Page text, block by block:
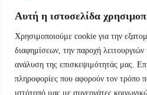
Αυτή η ιστοσελίδα
Χρησιμοποιούμε cookie για την
διαφημίσεων, την παροχή
ανάλυση της επισκεψιμότητάς μας.
πληροφορίες που αφορούν τον τρόπο
ιστότοπό μας με συνεργάτες
Εμμ.Μπενάκη 76 10681
+30.2110084023